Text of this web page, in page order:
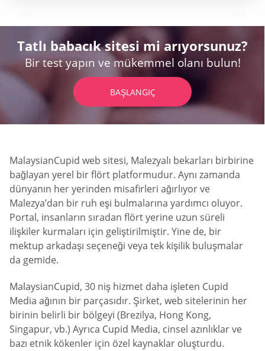
Tatlı babacık sitesi mi arıyorsunuz?
Bir test yapın ve mükemmel olanı bulun!
BAŞLANGIÇ
MalaysianCupid web sitesi, Malezyalı bekarları birbirine
bağlayan yerel bir flört platformudur. Aynı zamanda
dünyanın her yerinden misafirleri ağırlıyor ve
Malezya’dan bir ruh eşi bulmalarına yardımcı oluyor.
Portal, insanların sıradan flört yerine uzun süreli
ilişkiler kurmaları için geliştirilmiştir. Yine de, bir
mektup arkadaşı seçeneği veya tek kişilik buluşmalar
da gemide.
MalaysianCupid, 30 niş hizmet daha işleten Cupid
Media ağının bir parçasıdır. Şirket, web sitelerinin her
birinin belirli bir bölgeyi (Brezilya, Hong Kong,
Singapur, vb.) Ayrıca Cupid Media, cinsel azınlıklar ve
bazı etnik kökenler için özel kaynaklar oluşturdu.